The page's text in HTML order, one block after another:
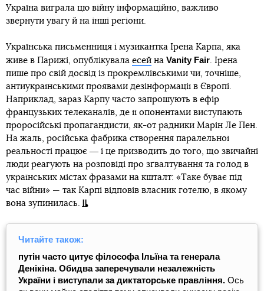
Україна виграла цю війну інформаційно, важливо
звернути увагу й на інші регіони.
Українська письменниця і музикантка Ірена Карпа, яка
живе в Парижі, опублікувала есей на Vanity Fair. Ірена
пише про свій досвід із прокремлівськими чи, точніше,
антиукраїнськими проявами дезінформації в Європі.
Наприклад, зараз Карпу часто запрошують в ефір
французьких телеканалів, де її опонентами виступають
проросійські пропагандисти, як-от радники Марін Ле Пен.
На жаль, російська фабрика створення паралельної
реальності працює ― і це призводить до того, що звичайні
люди реагують на розповіді про зґвалтування та голод в
українських містах фразами на кшталт: «Таке буває під
час війни» — так Карпі відповів власник готелю, в якому
вона зупинилась.
Читайте також:
путін часто цитує філософа Ільїна та генерала
Денікіна. Обидва заперечували незалежність
України і виступали за диктаторське правління. Ось